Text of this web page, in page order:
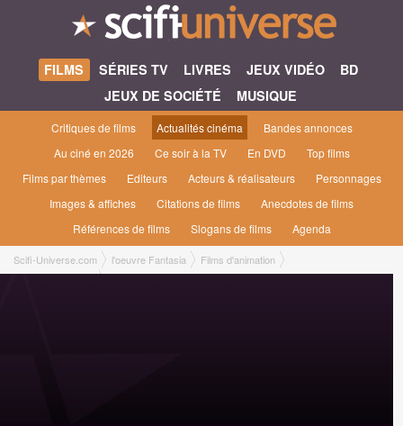
FILMS SÉRIES TV LIVRES JEUX VIDÉO
BD
JEUX DE SOCIÉTÉ
MUSIQUE
Critiques de films Actualités cinéma
Bandes annonces
Au ciné en 2026
Ce soir à la TV En DVD
Top films
Films par thèmes
Editeurs Acteurs & réalisateurs
Personnages
Images & affiches
Citations de films
Anecdotes de films
Références de films
Slogans de films Agenda
Scifi-Universe.com l'oeuvre Fantasia
Films d'animation
Fantasia #1 [1946]